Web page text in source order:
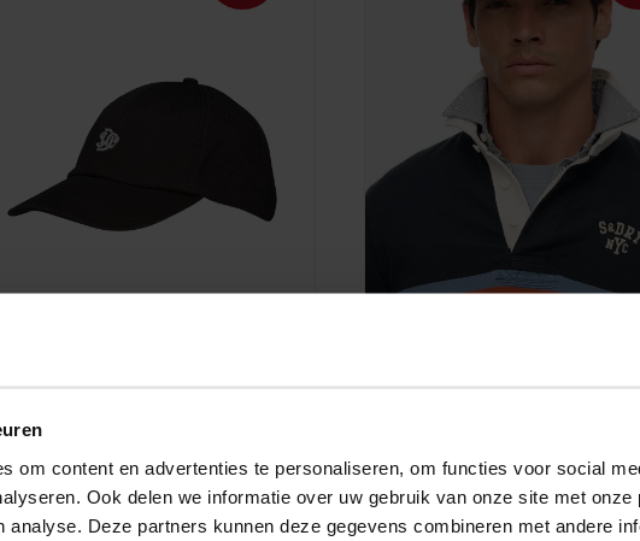
om content en advertenties te personaliseren, om functies voor social
Ook delen we informatie over uw gebruik van onze site met
analyse. Deze partners kunnen deze gegevens combineren met andere
Superdry & Co
23,99
Superdry & Co
29,99
23,99